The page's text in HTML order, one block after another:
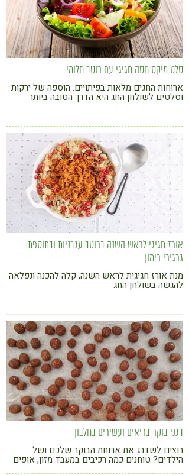
סלט מיקס חסה חגיגי עם רוטב חלומי
ארוחות החגים מלאות בפיתויים. הוספה של ירקות
וסלטים לשולחן החג היא הדרך הטובה ביותר
אורז חגיגי לראש השנה ברוטב עגבניות ובתוספת
גרגירי רימון
מנת אורז חגיגית לראש השנה, קלה להכנה ונפלאה
להגשה בשולחן החג
דגני בוקר בריאים ועשירים בחלבון
רוצים לשדרג את ארוחת הבוקר שלכם ושל
הילדים? טוחנים כמה רכיבים במעבד מזון, אופים